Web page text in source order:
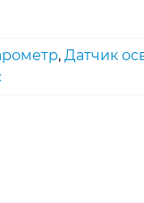
, Датчик